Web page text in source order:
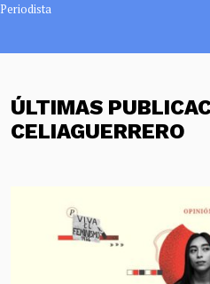
Periodista
ÚLTIMAS
CELIAGUERRERO